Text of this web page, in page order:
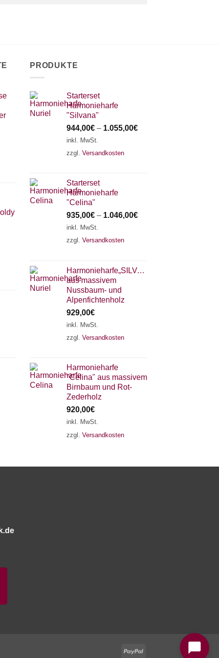
PRODUKTE
Starterset
Harmonieharfe
"Silvana"
944,00€ – 1.055,00€
inkl. MwSt.
zzgl. Versandkosten
Starterset
Harmonieharfe
"Celina"
935,00€ – 1.046,00€
inkl. MwSt.
zzgl. Versandkosten
Harmonieharfe„SILVANA"
aus massivem
Nussbaum- und
Alpenfichtenholz
929,00€
inkl. MwSt.
zzgl. Versandkosten
Harmonieharfe
"Celina" aus massivem
Birnbaum und Rot-
Zederholz
920,00€
inkl. MwSt.
zzgl. Versandkosten
PayPal
18 SAITEN 21 SAITEN 25 SAITEN
AKKORDZITHER